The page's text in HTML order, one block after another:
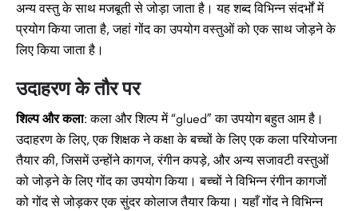
अन्य वस्तु के साथ मजबूती से जोड़ा जाता है। यह शब्द विभिन्न संदर्भों में
प्रयोग किया जाता है, जहां गोंद का उपयोग वस्तुओं को एक साथ जोड़ने के
लिए किया जाता है।
उदाहरण के तौर पर
शिल्प और कला: कला और शिल्प में “glued” का उपयोग बहुत आम है।
उदाहरण के लिए, एक शिक्षक ने कक्षा के बच्चों के लिए एक कला परियोजना
तैयार की, जिसमें उन्होंने कागज, रंगीन कपड़े, और अन्य सजावटी वस्तुओं
को जोड़ने के लिए गोंद का उपयोग किया। बच्चों ने विभिन्न रंगीन कागजों
को गोंद से जोड़कर एक सुंदर कोलाज तैयार किया। यहाँ गोंद ने विभिन्न